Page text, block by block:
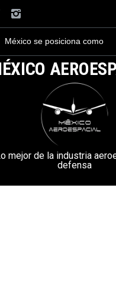
México se posiciona como
aeroespacial del mundo, al
superar los 13,600 millones
de dólares en exportaciones
mejor de la industria
defensa